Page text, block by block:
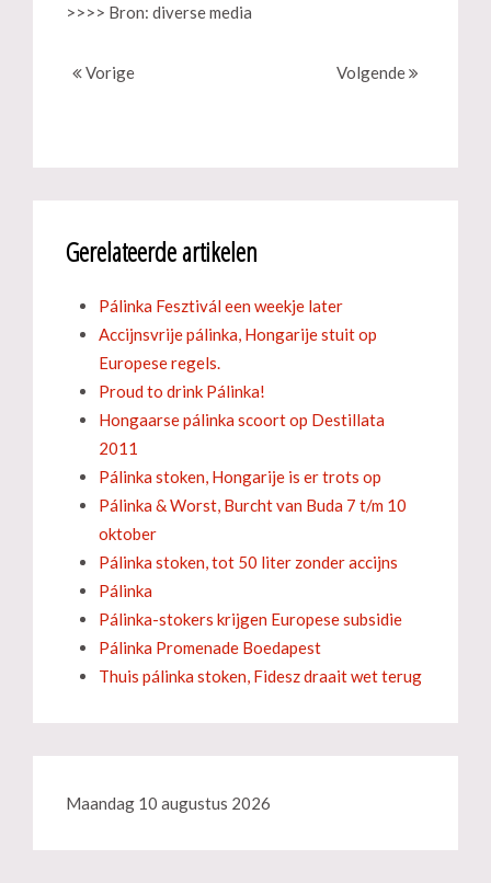
>>>> Bron: diverse media
Vorige Volgende
Gerelateerde artikelen
Pálinka Fesztivál een weekje later
Accijnsvrije pálinka, Hongarije stuit op
Europese regels.
Proud to drink Pálinka!
Hongaarse pálinka scoort op Destillata
2011
Pálinka stoken, Hongarije is er trots op
Pálinka & Worst, Burcht van Buda 7 t/m 10
oktober
Pálinka stoken, tot 50 liter zonder accijns
Pálinka
Pálinka-stokers krijgen Europese subsidie
Pálinka Promenade Boedapest
Thuis pálinka stoken, Fidesz draait wet terug
Maandag 10 augustus 2026